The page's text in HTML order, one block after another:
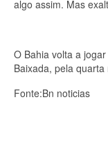
algo assim. Mas
O Bahia volta a
Baixada, pela quarta
Fonte:Bn noticias